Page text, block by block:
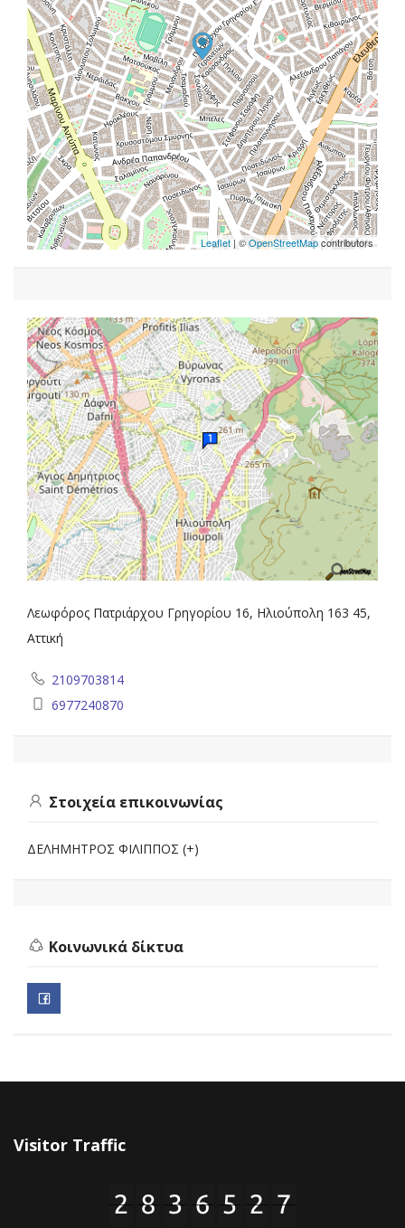
Leaflet| ©OpenStreetMapcontributors
Λεωφόρος Πατριάρχου Γρηγορίου 16, Ηλιούπολη 163 45,
Αττική
2109703814
6977240870
Στοιχεία επικοινωνίας
ΔΕΛΗΜΗΤΡΟΣ ΦΙΛΙΠΠΟΣ (+)
Κοινωνικά δίκτυα
Visitor Traffic